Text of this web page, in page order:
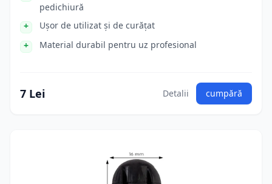
pedichiură
Ușor de utilizat și de curățat
Material durabil pentru uz profesional
7 Lei Detalii cumpără